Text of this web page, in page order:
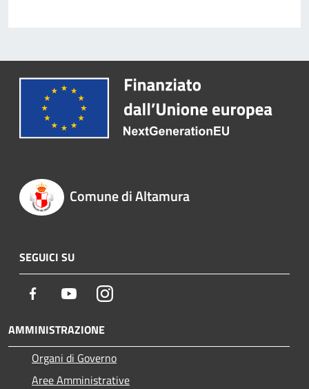
Comune di Altamura
SEGUICI SU
Facebook YoutubeInstagram
AMMINISTRAZIONE
Organi di Governo
Aree Amministrative